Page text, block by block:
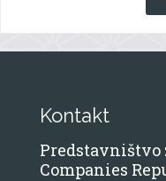
Kontakt
Predstavništvo
Companies